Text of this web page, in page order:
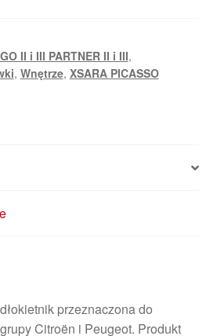
II i III PARTNER II i III,
, Wnętrze, XSARA PICASSO
przeznaczona do
Citroën i Peugeot. Produkt